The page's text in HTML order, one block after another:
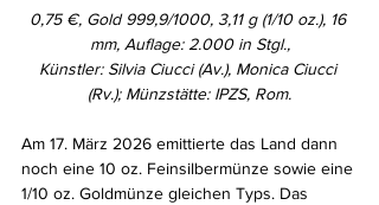
0,75 €, Gold 999,9/1000, 3,11 g (1/10 oz.), 16
mm, Auflage: 2.000 in Stgl.,
Künstler: Silvia Ciucci (Av.), Monica Ciucci
(Rv.); Münzstätte: IPZS, Rom.
Am 17. März 2026 emittierte das Land dann
noch eine 10 oz. Feinsilbermünze sowie eine
1/10 oz. Goldmünze gleichen Typs. Das